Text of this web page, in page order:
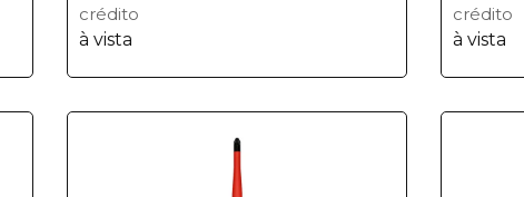
crédito
à vista
crédito
à vista